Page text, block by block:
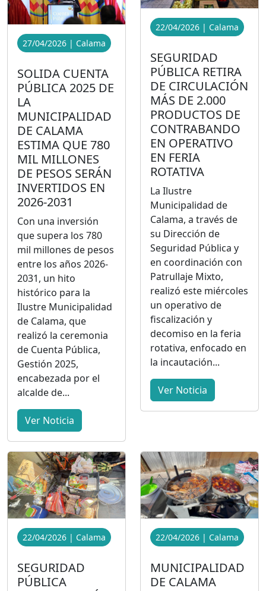
27/04/2026 | Calama
SOLIDA CUENTA
PÚBLICA 2025 DE
LA
MUNICIPALIDAD
DE CALAMA
ESTIMA QUE 780
MIL MILLONES
DE PESOS SERÁN
INVERTIDOS EN
2026-2031
Con una inversión
que supera los 780
mil millones de pesos
entre los años 2026-
2031, un hito
histórico para la
Ilustre Municipalidad
de Calama, que
realizó la ceremonia
de Cuenta Pública,
Gestión 2025,
encabezada por el
alcalde de...
Ver Noticia
22/04/2026 | Calama
SEGURIDAD
PÚBLICA RETIRA
DE CIRCULACIÓN
MÁS DE 2.000
PRODUCTOS DE
CONTRABANDO
EN OPERATIVO
EN FERIA
ROTATIVA
La Ilustre
Municipalidad de
Calama, a través de
su Dirección de
Seguridad Pública y
en coordinación con
Patrullaje Mixto,
realizó este miércoles
un operativo de
fiscalización y
decomiso en la feria
rotativa, enfocado en
la incautación...
Ver Noticia
22/04/2026 | Calama
SEGURIDAD
PÚBLICA
22/04/2026 | Calama
MUNICIPALIDAD
DE CALAMA